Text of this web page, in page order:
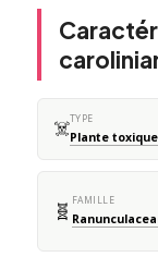
☠️TYPE
Plante toxique
🧬 FAMILLE